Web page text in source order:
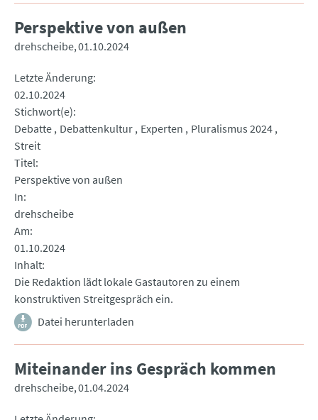
Perspektive von außen
drehscheibe 01.10.2024
Letzte Änderung
02.10.2024
Stichwort(e)
Debatte Debattenkultur Experten
Pluralismus 2024
Streit
Titel
Perspektive von außen
In
drehscheibe
Am
01.10.2024
Inhalt
Die Redaktion lädt lokale Gastautoren zu einem
konstruktiven Streitgespräch ein.
Datei herunterladen
Miteinander ins Gespräch kommen
drehscheibe 01.04.2024